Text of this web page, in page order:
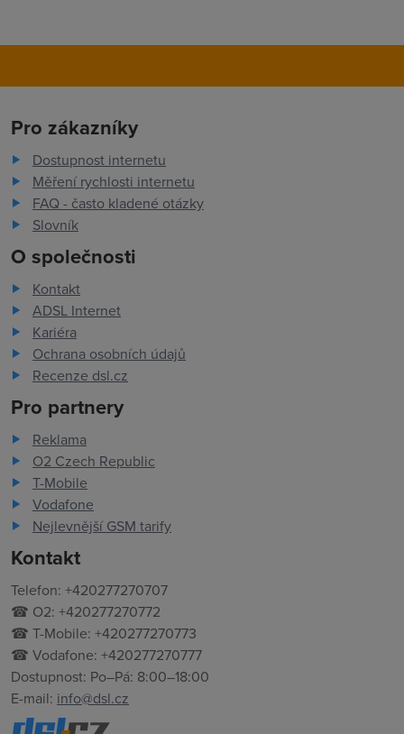
Pro zákazníky
Dostupnost internetu
Měření rychlosti internetu
FAQ - často kladené otázky
Slovník
O společnosti
Kontakt
ADSL Internet
Kariéra
Ochrana osobních údajů
Recenze dsl.cz
Pro partnery
Reklama
O2 Czech Republic
T-Mobile
Vodafone
Nejlevnější GSM tarify
Kontakt
Telefon: +420277270707
☎ O2: +420277270772
☎ T-Mobile: +420277270773
☎ Vodafone: +420277270777
Dostupnost: Po–Pá: 8:00–18:00
E-mail: info@dsl.cz